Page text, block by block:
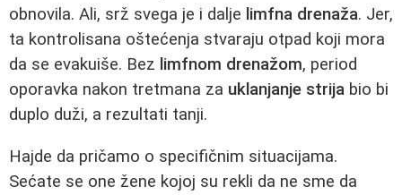
obnovila. Ali, srž svega je i dalje limfna drenaža. Jer,
ta kontrolisana oštećenja stvaraju otpad koji mora
da se evakuiše. Bez limfnom drenažom, period
oporavka nakon tretmana za uklanjanje strija bio bi
duplo duži, a rezultati tanji.
Hajde da pričamo o specifičnim situacijama.
Sećate se one žene kojoj su rekli da ne sme da